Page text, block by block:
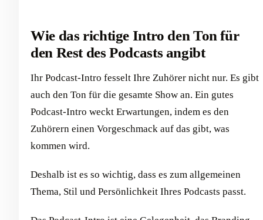
Wie das richtige Intro den Ton für
den Rest des Podcasts angibt
Ihr Podcast-Intro fesselt Ihre Zuhörer nicht nur. Es gibt
auch den Ton für die gesamte Show an. Ein gutes
Podcast-Intro weckt Erwartungen, indem es den
Zuhörern einen Vorgeschmack auf das gibt, was
kommen wird.
Deshalb ist es so wichtig, dass es zum allgemeinen
Thema, Stil und Persönlichkeit Ihres Podcasts passt.